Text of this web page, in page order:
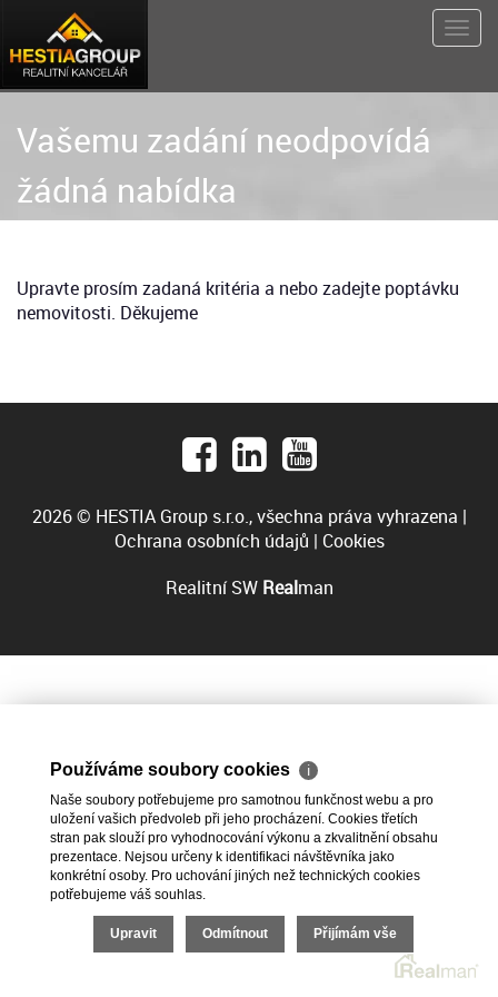
Vašemu zadání neodpovídá
žádná nabídka
Upravte prosím zadaná kritéria a nebo zadejte poptávku
nemovitosti. Děkujeme
2026 © HESTIA Group s.r.o., všechna práva vyhrazena |
Ochrana osobních údajů | Cookies
Realitní SW Realman
Používáme soubory cookies ℹ
Naše soubory potřebujeme pro samotnou funkčnost webu a pro
uložení vašich předvoleb při jeho procházení. Cookies třetích
stran pak slouží pro vyhodnocování výkonu a zkvalitnění obsahu
prezentace. Nejsou určeny k identifikaci návštěvníka jako
konkrétní osoby. Pro uchování jiných než technických cookies
potřebujeme váš souhlas.
Upravit Odmítnout Přijímám vše